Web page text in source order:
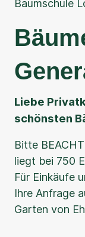
Baumschule
Liebe
schönsten
Bitte
liegt bei 750
Für Einkäufe
Ihre Anfrage
Garten von